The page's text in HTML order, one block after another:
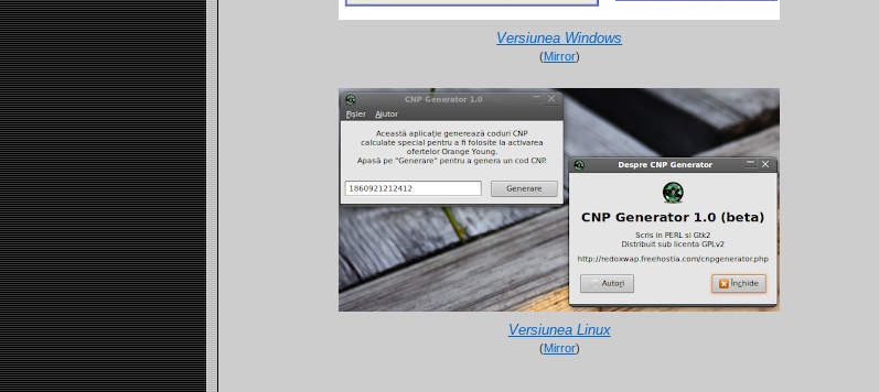
Versiunea Windows
(Mirror)
Versiunea Linux
(Mirror)